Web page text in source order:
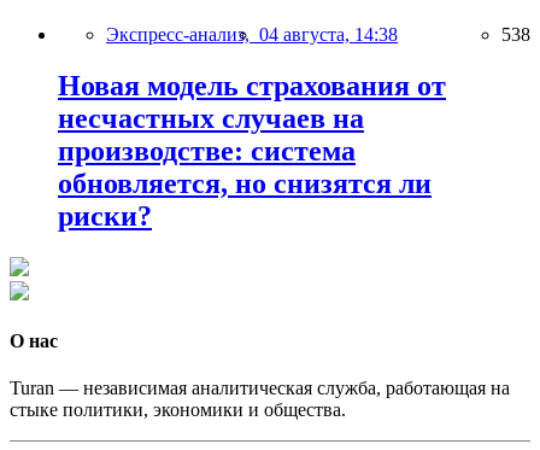
Экспресс-анализ, 04 августа, 14:38 538
Новая модель страхования от
несчастных случаев на
производстве: система
обновляется, но снизятся ли
риски?
О нас
Turan — независимая аналитическая служба, работающая на
стыке политики, экономики и общества.